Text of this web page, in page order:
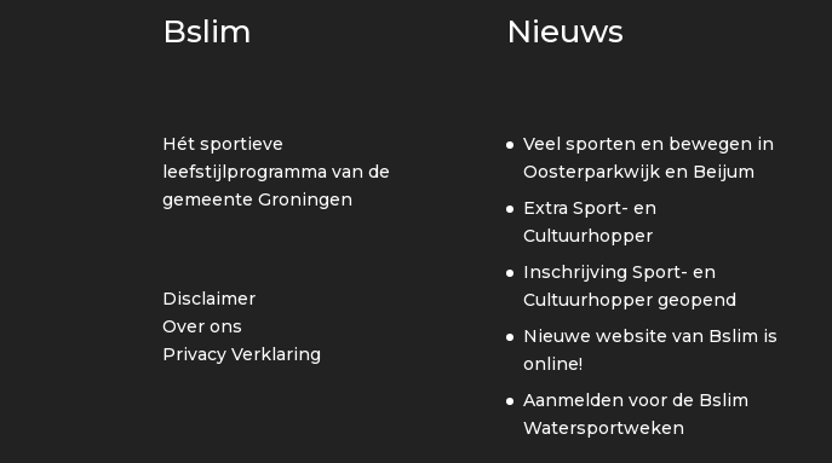
Bslim
Hét sportieve
leefstijlprogramma van de
gemeente Groningen
Disclaimer
Over ons
Privacy Verklaring
Nieuws
Veel sporten en bewegen in
Oosterparkwijk en Beijum
Extra Sport- en
Cultuurhopper
Inschrijving Sport- en
Cultuurhopper geopend
Nieuwe website van Bslim is
online!
Aanmelden voor de Bslim
Watersportweken